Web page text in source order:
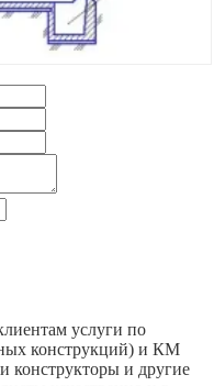
услуги по
конструкций) и КМ
конструкторы и другие